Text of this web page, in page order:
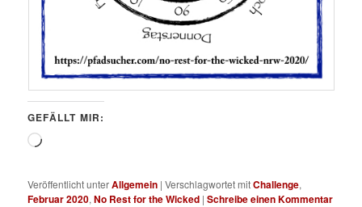
GEFÄLLT MIR:
Wird
Veröffentlicht unterAllgemein |Verschlagwortet mitChallenge,
Februar 2020,No Rest for the Wicked |Schreibe einen Kommentar